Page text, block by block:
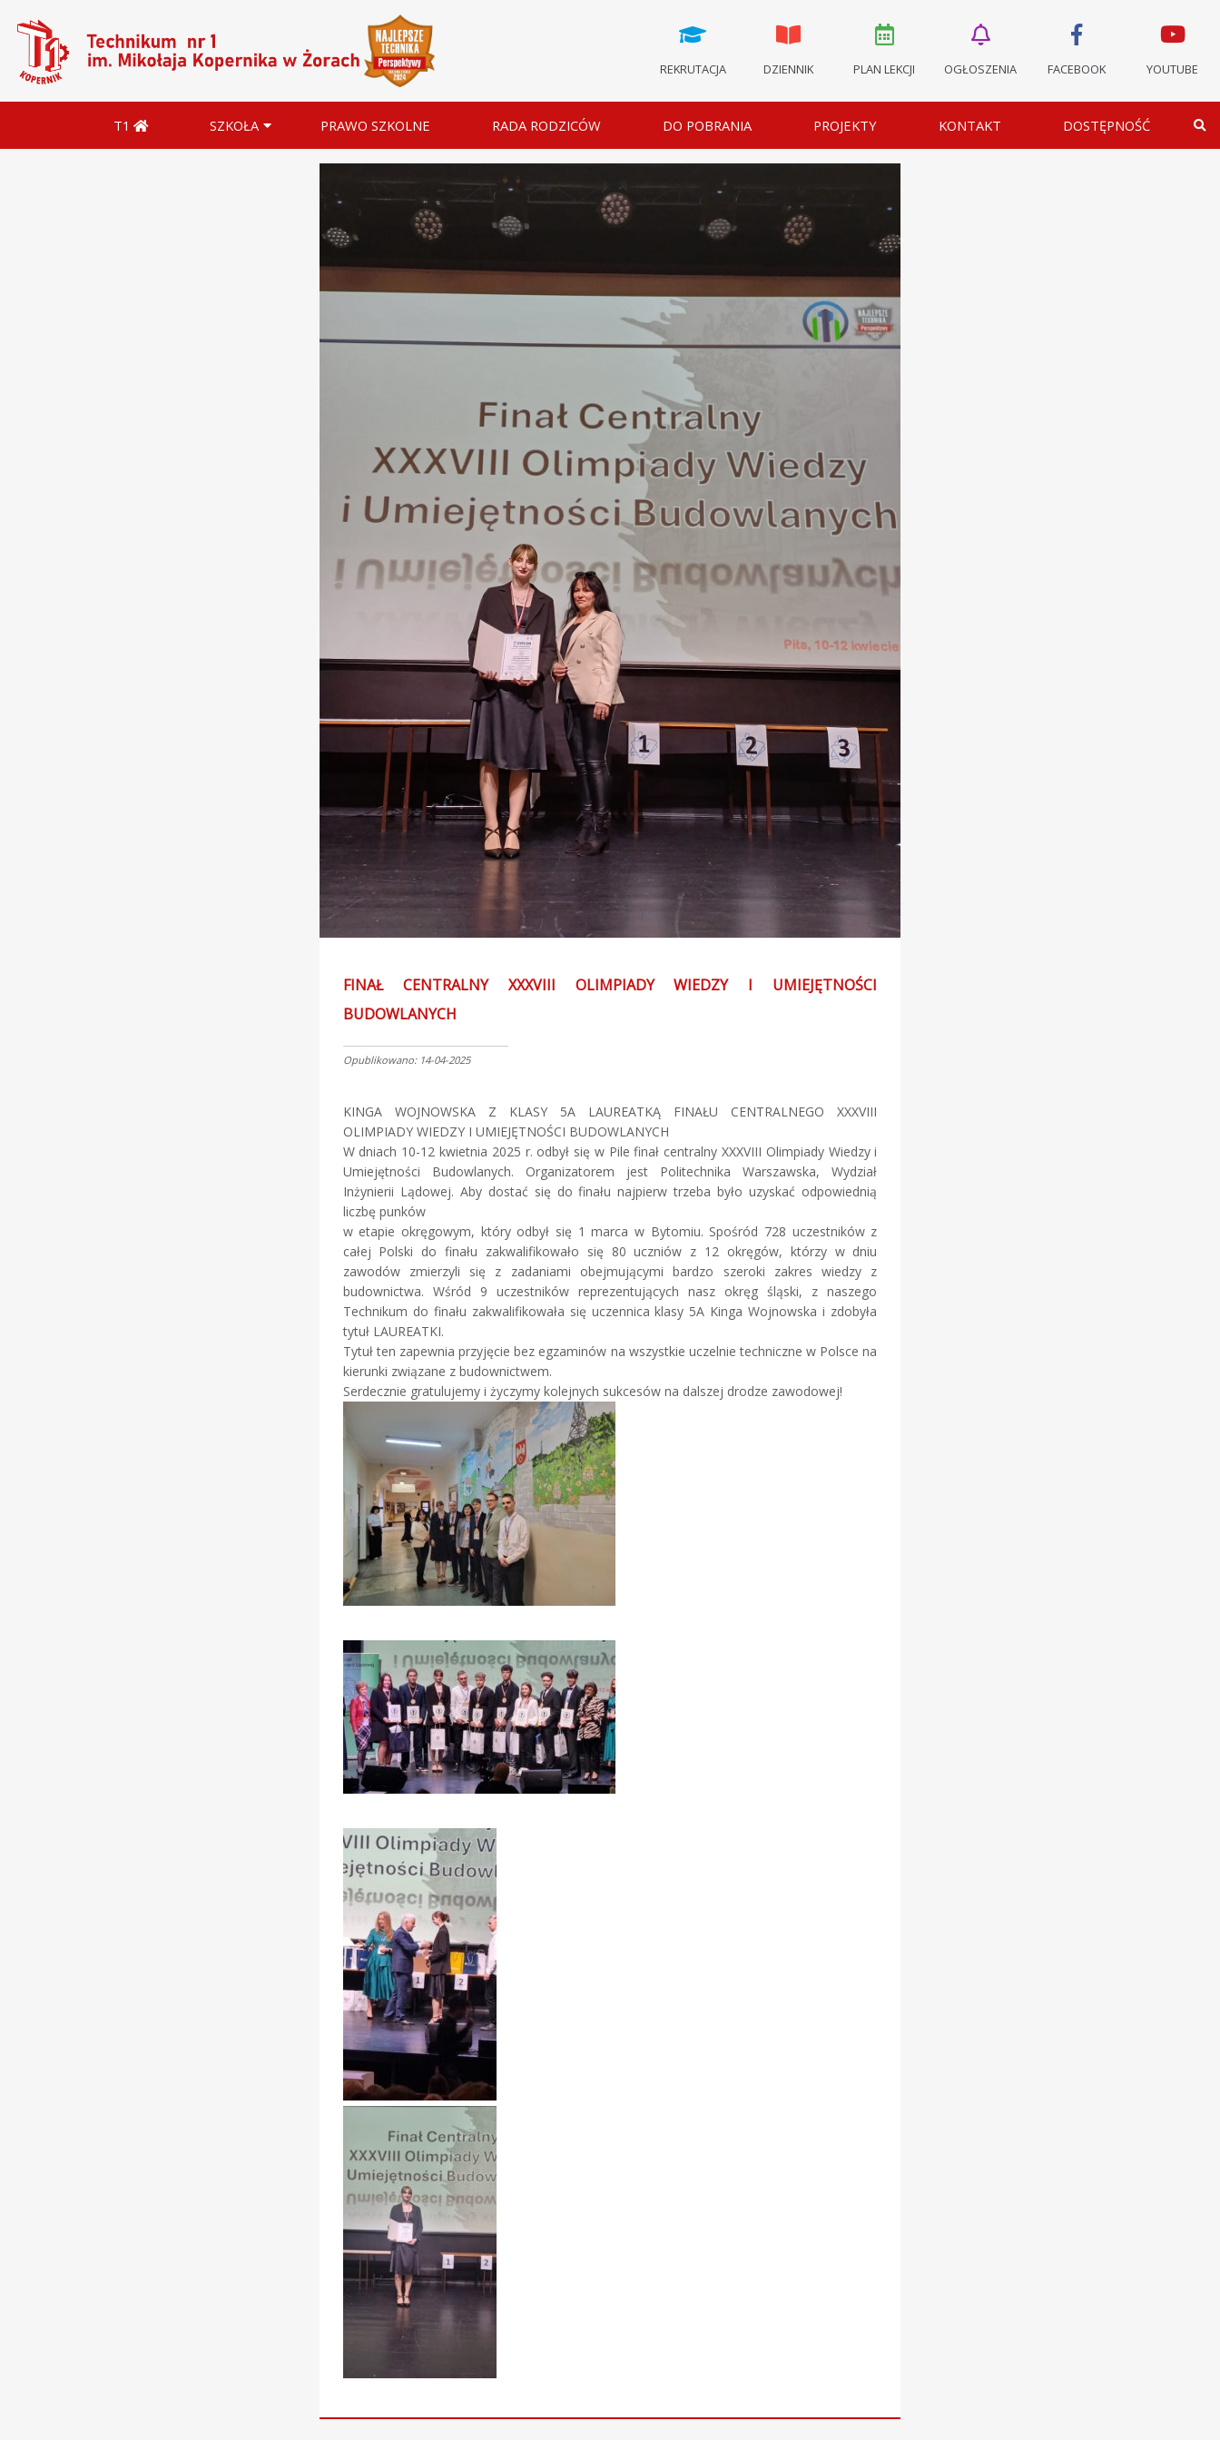
REKRUTACJA DZIENNIK PLAN LEKCJI OGŁOSZENIA FACEBOOK YOUTUBE
T1 SZKOŁA PRAWO SZKOLNE RADA RODZICÓW DO POBRANIA PROJEKTY KONTAKT DOSTĘPNOŚĆ
FINAŁ CENTRALNY XXXVIII OLIMPIADY WIEDZY I UMIEJĘTNOŚCI
BUDOWLANYCH
Opublikowano: 14-04-2025
KINGA WOJNOWSKA Z KLASY 5A LAUREATKĄ FINAŁU CENTRALNEGO XXXVIII
OLIMPIADY WIEDZY I UMIEJĘTNOŚCI BUDOWLANYCH
W dniach 10-12 kwietnia 2025 r. odbył się w Pile finał centralny XXXVIII Olimpiady Wiedzy i
Umiejętności Budowlanych. Organizatorem jest Politechnika Warszawska, Wydział
Inżynierii Lądowej. Aby dostać się do finału najpierw trzeba było uzyskać odpowiednią
liczbę punków
w etapie okręgowym, który odbył się 1 marca w Bytomiu. Spośród 728 uczestników z
całej Polski do finału zakwalifikowało się 80 uczniów z 12 okręgów, którzy w dniu
zawodów zmierzyli się z zadaniami obejmującymi bardzo szeroki zakres wiedzy z
budownictwa. Wśród 9 uczestników reprezentujących nasz okręg śląski, z naszego
Technikum do finału zakwalifikowała się uczennica klasy 5A Kinga Wojnowska i zdobyła
tytuł LAUREATKI.
Tytuł ten zapewnia przyjęcie bez egzaminów na wszystkie uczelnie techniczne w Polsce na
kierunki związane z budownictwem.
Serdecznie gratulujemy i życzymy kolejnych sukcesów na dalszej drodze zawodowej!